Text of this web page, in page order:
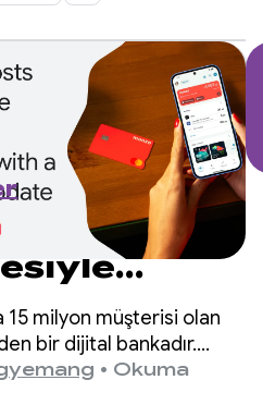
bir R8
35'e
15 milyon müşterisi olan
bir dijital bankadır.
mühendislik ekibi,
iyileştirilmesi
• Okuma